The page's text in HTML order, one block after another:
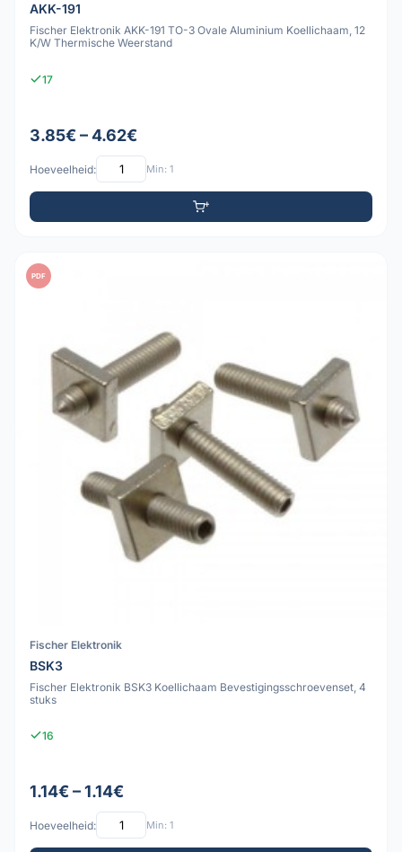
AKK-191
Fischer Elektronik AKK-191 TO-3 Ovale Aluminium Koellichaam, 12
K/W Thermische Weerstand
17
3.85€ – 4.62€
Hoeveelheid: Min: 1
PDF
Fischer Elektronik
BSK3
Fischer Elektronik BSK3 Koellichaam Bevestigingsschroevenset, 4
stuks
16
1.14€ – 1.14€
Hoeveelheid: Min: 1